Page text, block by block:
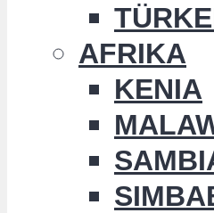
AFRIKA
KENIA